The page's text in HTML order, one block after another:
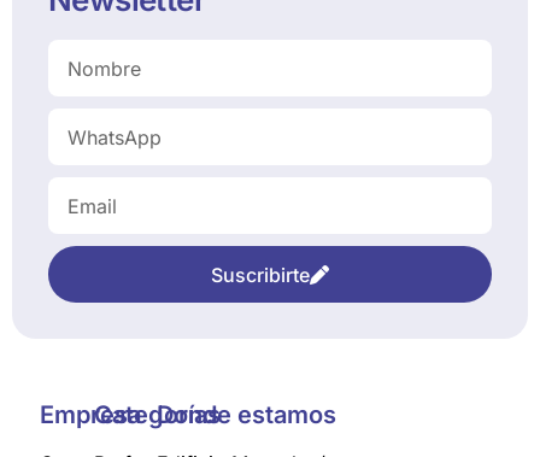
Suscribirte
EmpresaCategoríasDonde estamos